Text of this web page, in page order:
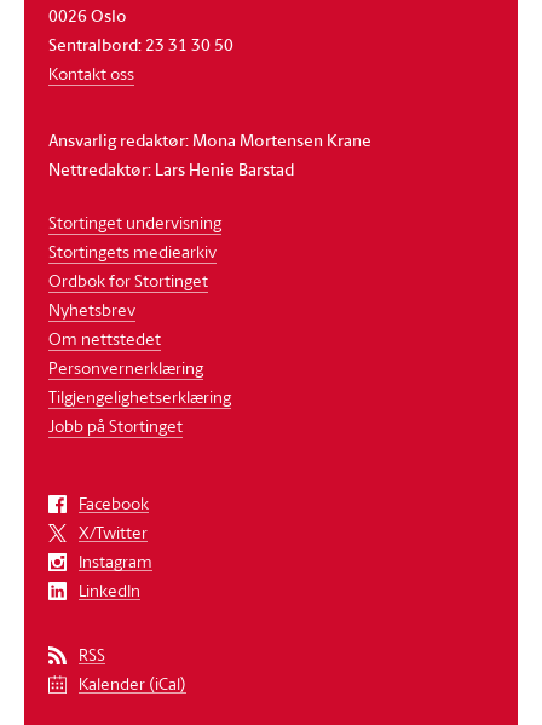
0026 Oslo
Sentralbord: 23 31 30 50
Kontakt oss
Ansvarlig redaktør: Mona Mortensen Krane
Nettredaktør: Lars Henie Barstad
Stortinget undervisning
Stortingets mediearkiv
Ordbok for Stortinget
Nyhetsbrev
Om nettstedet
Personvernerklæring
Tilgjengelighetserklæring
Jobb på Stortinget
Facebook
X/Twitter
Instagram
LinkedIn
RSS
Kalender (iCal)